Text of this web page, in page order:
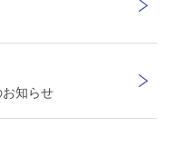
知らせ